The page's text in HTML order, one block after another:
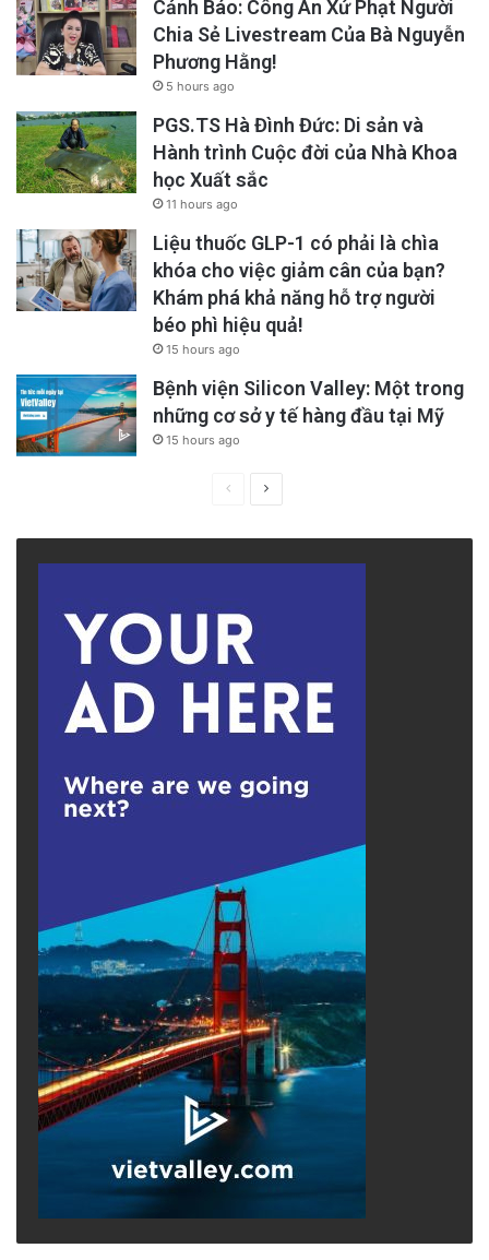
Cảnh Báo: Công An Xử Phạt Người
Chia Sẻ Livestream Của Bà Nguyễn
Phương Hằng!
5 hours ago
PGS.TS Hà Đình Đức: Di sản và
Hành trình Cuộc đời của Nhà Khoa
học Xuất sắc
11 hours ago
Liệu thuốc GLP-1 có phải là chìa
khóa cho việc giảm cân của bạn?
Khám phá khả năng hỗ trợ người
béo phì hiệu quả!
15 hours ago
Bệnh viện Silicon Valley: Một trong
những cơ sở y tế hàng đầu tại Mỹ
15 hours ago
PreviousNext